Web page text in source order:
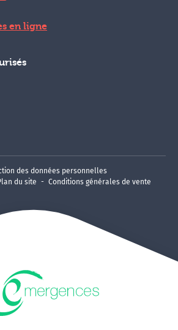
en ligne
des données personnelles
du site Conditions générales de vente